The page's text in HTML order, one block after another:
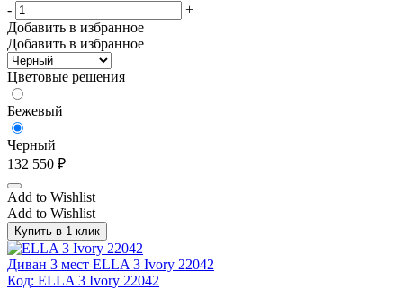
-
+
Добавить в избранное
Добавить в избранное
Цветовые решения
Бежевый
Черный
132 550 ₽
Add to Wishlist
Add to Wishlist
Купить в 1 клик
Диван 3 мест ELLA 3 Ivory 22042
Код: ELLA 3 Ivory 22042